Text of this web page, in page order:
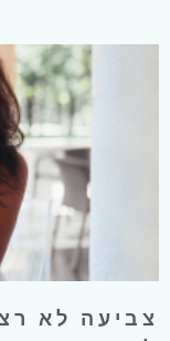
צביעה לא